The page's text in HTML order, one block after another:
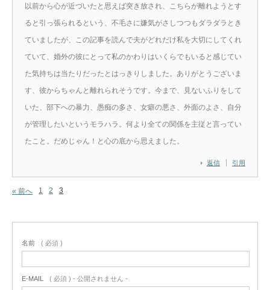
返信 引用
以前から心が近づいたと思えば突き放され、こちらが離れようとす
ると引っ張られるという、不毛さに嫌気がさしつつもダラダラとき
ていましたが、この記事を読んで夫がどれだけ私を大切にしてくれ
ていて、婚外の彼にとって私のかわりはいくらでもいると感じてい
た気持ちは当たりだったとはっきりしました。ありがとうございま
す、彼からちゃんと離れられそうです。今まで、見ないふりをして
いた、部下への暴力、愚痴の多さ、女癖の悪さ、外面のよさ、自分
が管理したいというモラハラ。何より全ての関係を主従と言ってい
たこと。だめじゃん！と心の底から思えました。
« 前へ 1 2 3
名前 ( 必須 )
E-MAIL ( 必須 ) - 公開されません -